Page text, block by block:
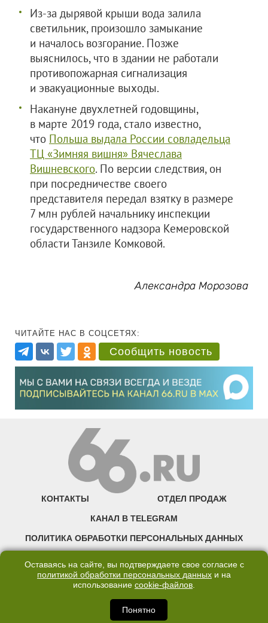
Из-за дырявой крыши вода залила
светильник, произошло замыкание
и началось возгорание. Позже
выяснилось, что в здании не работали
противопожарная сигнализация
и эвакуационные выходы.
Накануне двухлетней годовщины,
в марте 2019 года, стало известно,
что Польша выдала России совладельца
ТЦ «Зимняя вишня» Вячеслава
Вишневского. По версии следствия, он
при посредничестве своего
представителя передал взятку в размере
7 млн рублей начальнику инспекции
государственного надзора Кемеровской
области Танзиле Комковой.
Александра Морозова
ЧИТАЙТЕ НАС В СОЦСЕТЯХ:
Сообщить новость
КОНТАКТЫ ОТДЕЛ ПРОДАЖ
КАНАЛ В TELEGRAM
ПОЛИТИКА ОБРАБОТКИ ПЕРСОНАЛЬНЫХ ДАННЫХ
©2007—2025 66.RU. Воспроизведение, сообщение, доведение до всеобщего
правообладателя запрещено. Сетевое издание «Современный портал
Екатеринбурга — «66.ru» (18+) зарегистрировано Федеральной службой по
надзору в сфере связи, информационных технологий и массовых коммуникаций
Оставаясь на сайте, вы подтверждаете свое согласие с
политикой обработки персональных данных и на
использование cookie-файлов.
Понятно